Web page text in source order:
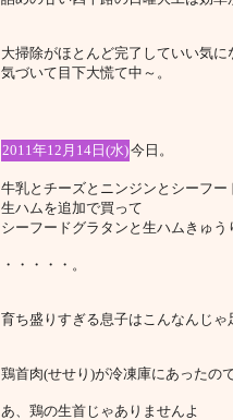
大掃除がほとんど完了していい気
気づいて目下大慌て中～。
2011年12月14日(水)今日。
牛乳とチーズとニンジンとシーフ
生ハムを追加で買って
シーフードグラタンと生ハムきゅう
・・・・・。
育ち盛りすぎる息子はこんなんじゃ
鶏首肉(せせり)が冷凍庫にあったの
あ、鶏の生首じゃありませんよ